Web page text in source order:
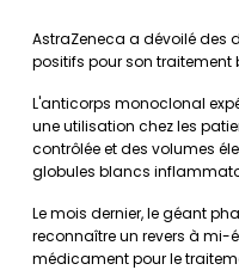
AstraZeneca a dévoilé des
positifs pour son
L'anticorps monoclonal
une utilisation chez les
contrôlée et des volumes
globules blancs
Le mois dernier, le géant
reconnaître un revers à
médicament pour le